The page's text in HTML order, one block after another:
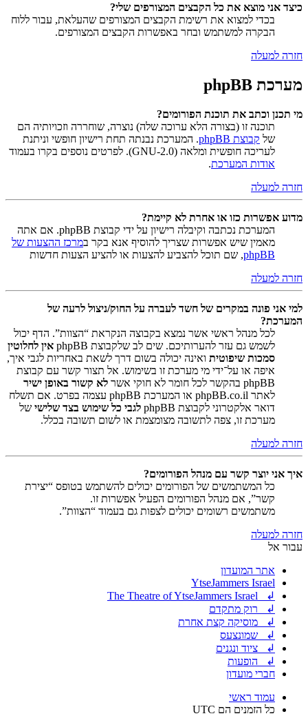
כיצד אני מוצא את כל הקבצים המצורפים שלי?
בכדי למצוא את רשימת הקבצים המצורפים שהעלאת, עבור ללוח
הבקרה למשתמש ובחר באפשרות הקבצים המצורפים.
חזרה למעלה
מערכת phpBB
מי תכנן וכתב את תוכנת הפורומים?
תוכנה זו (בצורה הלא ערוכה שלה) נוצרה, שוחררה וזכויותיה הם
של קבוצת phpBB
. המערכת נבנתה תחת רישיון חופשי וניתנת
לעריכה חופשית ומלאה (GNU-2.0). לפרטים נוספים בקרו בעמוד
אודות המערכת.
חזרה למעלה
מדוע אפשרות כזו או אחרת לא קיימת?
המערכת נכתבה וקיבלה רישיון על ידי קבוצת phpBB. אם אתה
מאמין שיש אפשרות שצריך להוסיף אנא בקר במרכז ההצעות של
phpBB, שם תוכל להצביע להצעות או להציע הצעות חדשות
חזרה למעלה
למי אני פונה במקרים של חשד לעברה על החוק/ניצול לרעה של
המערכת?
לכל מנהל ראשי אשר נמצא בקבוצה הנקראת “הצוות”. הדף יכול
לשמש גם עזר להערותיכם. שים לב שלקבוצת phpBB
אין לחלוטין
סמכות שיפוטית ואינה יכולה בשום דרך לשאת באחריות לגבי איך,
איפה או על־ידי מי מערכת זו בשימוש. אל תצור קשר עם קבוצת
phpBB בהקשר לכל חומר לא חוקי אשר
לא קשור באופן ישיר
לאתר phpBB.co.il או המערכת phpBB עצמה בפרט. אם תשלח
דואר אלקטרוני לקבוצת phpBB
לגבי כל שימוש בצד שלישי של
מערכת זו, צפה לתשובה מצומצמת או לשום תשובה בכלל.
חזרה למעלה
איך אני יוצר קשר עם מנהל הפורומים?
כל המשתמשים של הפורומים יכולים להשתמש בטופס “יצירת
קשר”, אם מנהל הפורומים הפעיל אפשרות זו.
משתמשים רשומים יכולים לצפות גם בעמוד “הצוות”.
חזרה למעלה
עבור אל
אתר המועדון
YtseJammers Israel
↲ The Theatre of YtseJammers Israel
↲ רוק מתקדם
↲ מוסיקה קצת אחרת
↲ שמונצעס
↲ ציוד ונגנים
↲ הופעות
חברי מועדון
עמוד ראשי
כל הזמנים הם UTC